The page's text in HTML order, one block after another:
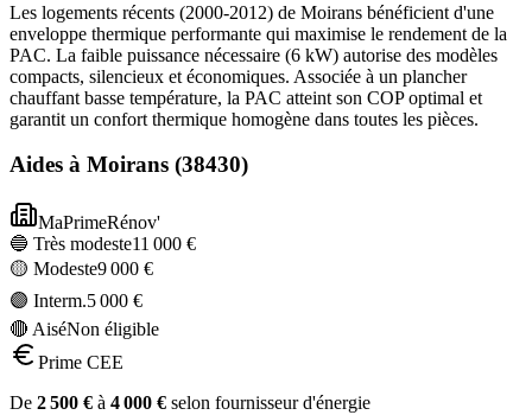
Les logements récents (2000-2012) de Moirans bénéficient d'une
enveloppe thermique performante qui maximise le rendement de la
PAC. La faible puissance nécessaire (6 kW) autorise des modèles
compacts, silencieux et économiques. Associée à un plancher
chauffant basse température, la PAC atteint son COP optimal et
garantit un confort thermique homogène dans toutes les pièces.
Aides à Moirans (38430)
MaPrimeRénov'
🔵 Très modeste11 000 €
🟡 Modeste9 000 €
🟣 Interm.5 000 €
🔴 AiséNon éligible
Prime CEE
De 2 500 € à 4 000 € selon fournisseur d'énergie